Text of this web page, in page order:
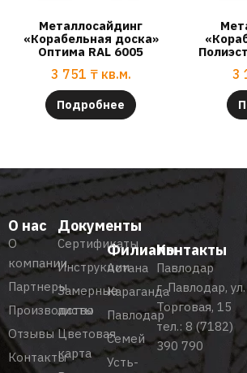
Металлосайдинг
«Корабельная доска»
Оптима RAL 6005
3 751 ₸ кв.м.
Подробнее
3
О нас
О
компании
Партнеры
Производство
Отзывы
Контакты
Документы
Сертификаты
Инструкции
Замерные
листы
Цветовая
карта
Филиалы
Астана
Караганда
Павлодар
Семей
Усть-
Контакты
Павлодар
г. Павлодар, ул.
Торговая, 15
тел.: 8 (7182)
390 790